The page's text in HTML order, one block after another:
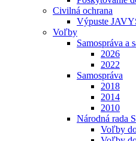
Civilná ochrana
Výpuste
Voľby
Samospráva a
2026
2022
Samospráva
2018
2014
2010
Národná rada
Voľby